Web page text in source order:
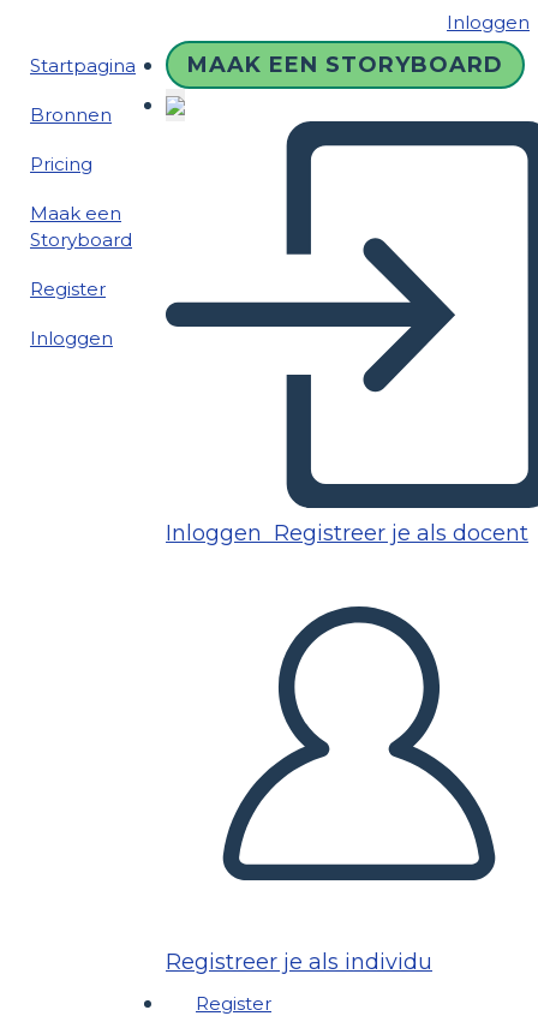
Inloggen
Startpagina
Bronnen
Pricing
Maak een
Storyboard
Register
Inloggen
MAAK EEN STORYBOARD
Inloggen Registreer je als docent
Registreer je als individu
Register